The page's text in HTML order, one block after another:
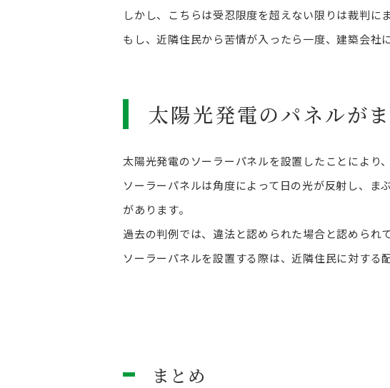
しかし、こちらは受忍限度を超えない限りは裁判に
もし、近隣住民から苦情が入ったら一度、建築会社
太陽光発電のパネルが
太陽光発電のソーラーパネルを設置したことにより
ソーラーパネルは角度によって日の光が反射し、
があります。
過去の判例では、違法と認められた場合と認められ
ソーラーパネルを設置する際は、近隣住民に対する
まとめ